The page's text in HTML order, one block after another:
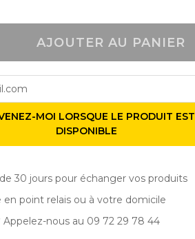
AJOUTER AU PANIER
MOI LORSQUE LE PRODUIT EST
DISPONIBLE
30 jours pour échanger vos produits
en point relais ou à votre domicile
Appelez-nous au 09 72 29 78 44